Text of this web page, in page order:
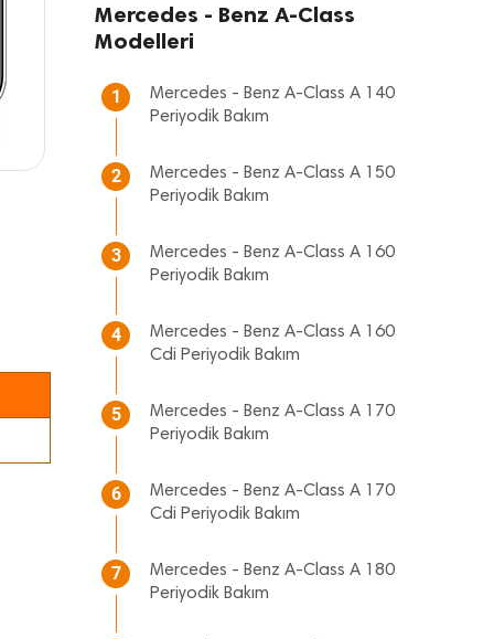
Mercedes - Benz A-Class
Modelleri
1
Mercedes - Benz A-Class A 140
Periyodik Bakım
2
Mercedes - Benz A-Class A 150
Periyodik Bakım
3
Mercedes - Benz A-Class A 160
Periyodik Bakım
4
Mercedes - Benz A-Class A 160
Cdi Periyodik Bakım
5
Mercedes - Benz A-Class A 170
Periyodik Bakım
6
Mercedes - Benz A-Class A 170
Cdi Periyodik Bakım
7
Mercedes - Benz A-Class A 180
Periyodik Bakım